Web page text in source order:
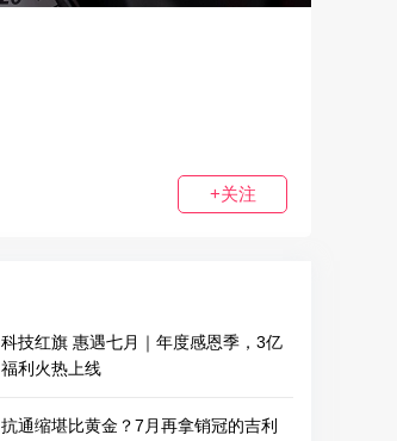
+关注
科技红旗 惠遇七月｜年度感恩季，3亿
福利火热上线
抗通缩堪比黄金？7月再拿销冠的吉利